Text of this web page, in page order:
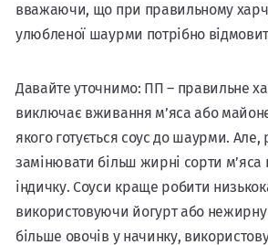
вважаючи, що при правильному
улюбленої шаурми потрібно
Давайте уточнимо: ПП – правильне
виключає вживання м’яса або
якого готується соус до шаурми. Але,
замінювати більш жирні сорти м’яса
індичку. Соуси краще робити
використовуючи йогурт або нежирну
більше овочів у начинку,